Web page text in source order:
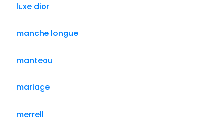
luxe dior
manche longue
manteau
mariage
merrell